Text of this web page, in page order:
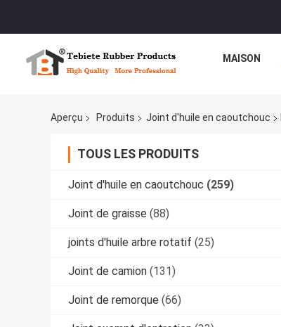
MAISON
Aperçu Produits Joint d'huile en caoutchouc
TOUS LES PRODUITS
Joint d'huile en caoutchouc (259)
Joint de graisse (88)
joints d'huile arbre rotatif (25)
Joint de camion (131)
Joint de remorque (66)